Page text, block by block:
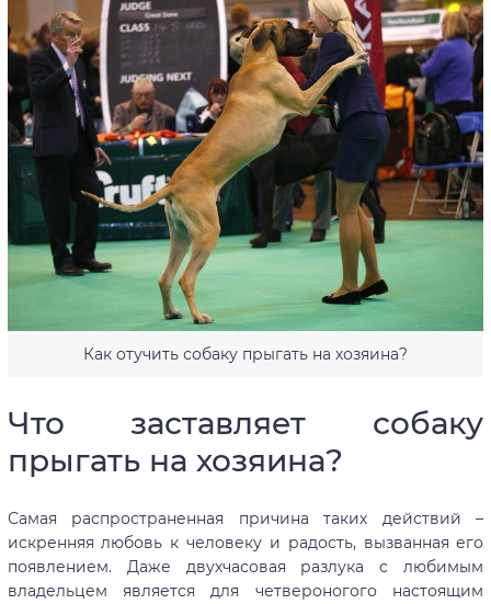
Как отучить собаку прыгать на хозяина?
Что заставляет собаку
прыгать на хозяина?
Самая распространенная причина таких действий –
искренняя любовь к человеку и радость, вызванная его
появлением. Даже двухчасовая разлука с любимым
владельцем является для четвероногого настоящим